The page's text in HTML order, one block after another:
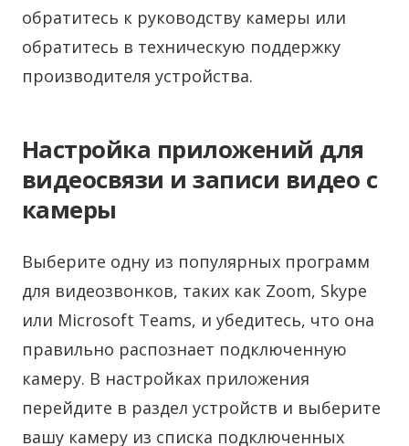
обратитесь к руководству камеры или
обратитесь в техническую поддержку
производителя устройства.
Настройка приложений для
видеосвязи и записи видео с
камеры
Выберите одну из популярных программ
для видеозвонков, таких как Zoom, Skype
или Microsoft Teams, и убедитесь, что она
правильно распознает подключенную
камеру. В настройках приложения
перейдите в раздел устройств и выберите
вашу камеру из списка подключенных